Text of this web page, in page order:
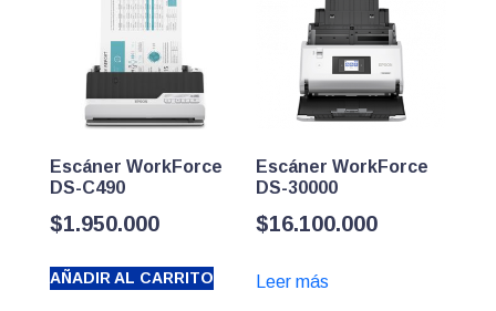
Escáner WorkForce
DS-C490
$1.950.000
AÑADIR AL CARRITO
Escáner WorkForce
DS-30000
$16.100.000
Leer más